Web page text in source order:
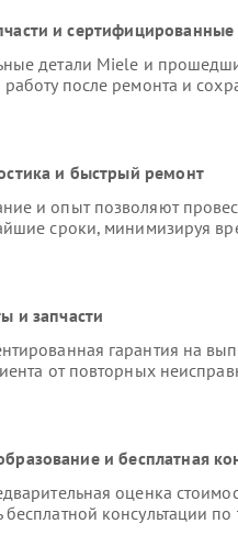
и сертифицированные
детали Miele и
после ремонта и
и быстрый ремонт
и опыт позволяют
сроки, минимизируя
и запчасти
гарантия на
от повторных
и бесплатная
оценка
консультации